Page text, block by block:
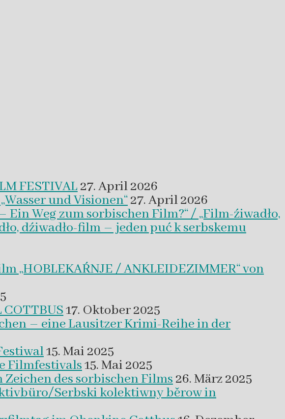
FESTIVAL27. April 2026
und Visionen“27. April 2026
Weg zum sorbischen Film?“ / „Film-źiwadło,
dźiwadło-film – jeden puć k serbskemu
/ ANKLEIDEZIMMER“ von
COTTBUS17. Oktober 2025
– eine Lausitzer Krimi-Reihe in der
15. Mai 2025
Filmfestivals15. Mai 2025
Zeichen des sorbischen Films26. März 2025
Serbski kolektiwny běrow in